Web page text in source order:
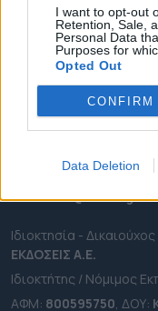
I want to opt-out
Retention, Sale,
Personal Data
Purposes for
Opted Out
CONFIRM
Data Deletion
ΑΠΟΨΕΙΣ
ΠΡΟΣΛΗΨΕΙΣ
e-ota.gr | Ταυτότητα
Ταχ. Διεύθυνση:
2111091100
Εmail:info@e-ota.gr
Ιδιοκτησία -
ΕΚΔΟΣΕΙΣ A.E.
Ιδιοκτήτης / Νόμιμος
ΑΦΜ: 800595750 , ΔΟΥ: